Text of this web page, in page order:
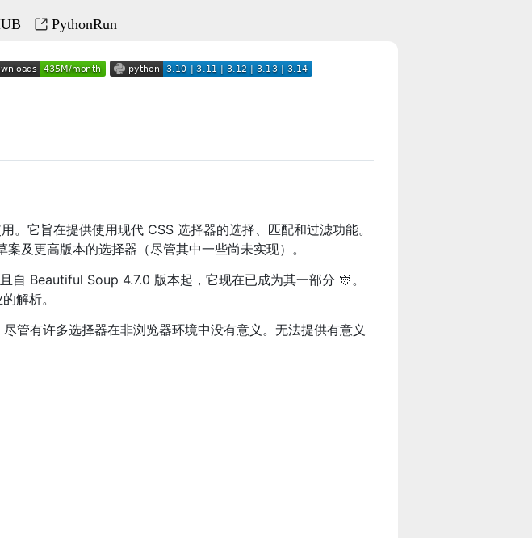
PythonRun
。它旨在提供使用现代 CSS 选择器的选择、匹配和过滤功能。
及更高版本的选择器（尽管其中一些尚未实现）。
Beautiful Soup 4.7.0 版本起，它现在已成为其一部分 🎊。
解析。
管有许多选择器在非浏览器环境中没有意义。无法提供有意义